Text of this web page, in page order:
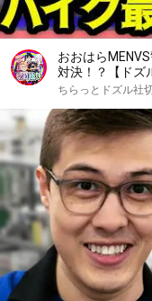
おおはら
対決！？【ドズ
【#NEWTOWN
ちらっとドズル社